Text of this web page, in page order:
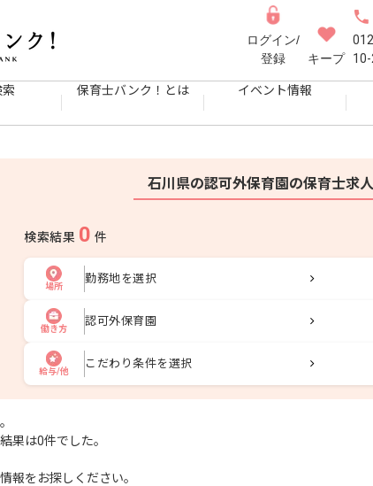
ログイン/
登録
キープ
保育士バンク！とは イベント情報
石川県の認可外保育園の保育士求
検索結果 0 件
場所
勤務地を選択
働き方
認可外保育園
給与/他
こだわり条件を選択
果は0件でした。
報をお探しください。